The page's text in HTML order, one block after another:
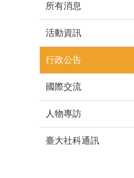
所有消息
活動資訊
行政公告
國際交流
人物專訪
臺大社科通訊